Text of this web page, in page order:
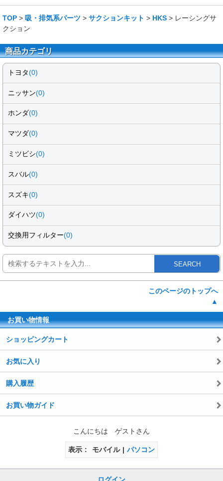
TOP > 吸・排気系パーツ > サクションキット > HKS > レーシングサ
クション
商品カテゴリ
トヨタ(0)
ニッサン(0)
ホンダ(0)
マツダ(0)
ミツビシ(0)
スバル(0)
スズキ(0)
ダイハツ(0)
交換用フィルター(0)
SEARCH
このページのトップへ
▲
お買い物情報
ショッピングカート
お気に入り
購入履歴
お買い物ガイド
こんにちは ゲストさん
表示 モバイル パソコン
ログイン